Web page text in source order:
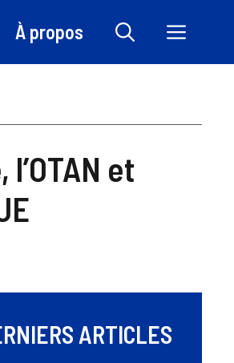
À propos
et
ARTICLES